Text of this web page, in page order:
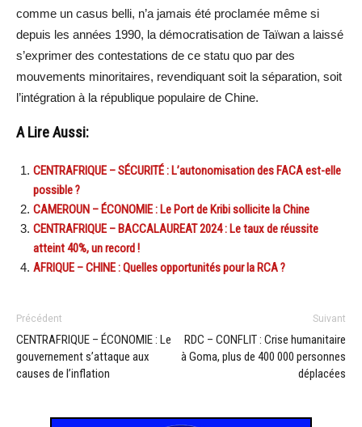
comme un casus belli, n’a jamais été proclamée même si
depuis les années 1990, la démocratisation de Taïwan a laissé
s’exprimer des contestations de ce statu quo par des
mouvements minoritaires, revendiquant soit la séparation, soit
l’intégration à la république populaire de Chine.
A Lire Aussi:
CENTRAFRIQUE – SÉCURITÉ : L’autonomisation des FACA est-elle
possible ?
CAMEROUN – ÉCONOMIE : Le Port de Kribi sollicite la Chine
CENTRAFRIQUE – BACCALAUREAT 2024 : Le taux de réussite
atteint 40%, un record !
AFRIQUE – CHINE : Quelles opportunités pour la RCA ?
Précédent
CENTRAFRIQUE – ÉCONOMIE : Le
gouvernement s’attaque aux
causes de l’inflation
Suivant
RDC – CONFLIT : Crise humanitaire
à Goma, plus de 400 000 personnes
déplacées